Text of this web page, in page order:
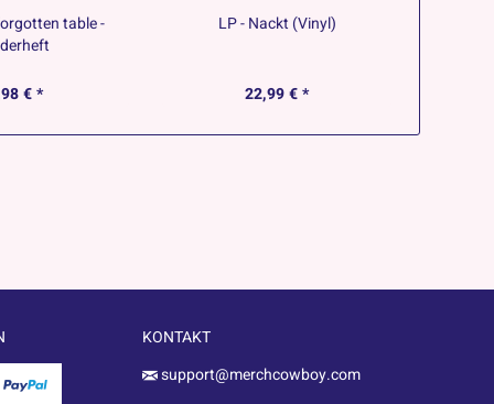
table -
€ *
LP - Nackt (Vinyl)
22,99 € *
KONTAKT
support@merchcowboy.com